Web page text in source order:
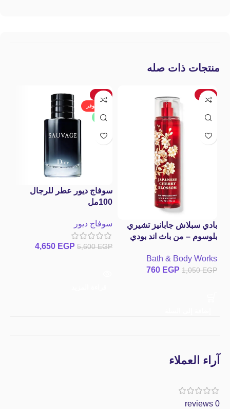
منتجات ذات صله
-28%
بادي سبلاش جابانيز تشيري
بلوسوم – من باث اند بودي
works Japanese Cherry
Blossom Fine Fragrance
Bath & Body Works
1,050EGP
760 EGP
-17%
غير متوفر
جديد
سوفاج ديور عطر للرجال
100مل
سوفاج ديور
5,600EGP
4,650 EGP
آراء العملاء
0 reviews